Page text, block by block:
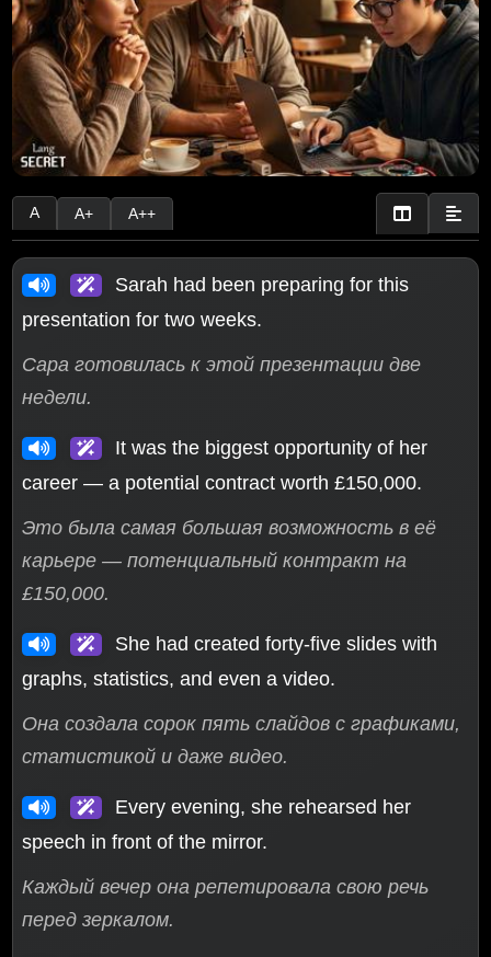
A A+ A++
Sarah had been preparing for this
presentation for two weeks.
Сара готовилась к этой презентации две
недели.
It was the biggest opportunity of her
career — a potential contract worth £150,000.
Это была самая большая возможность в её
карьере — потенциальный контракт на
£150,000.
She had created forty-five slides with
graphs, statistics, and even a video.
Она создала сорок пять слайдов с графиками,
статистикой и даже видео.
Every evening, she rehearsed her
speech in front of the mirror.
Каждый вечер она репетировала свою речь
перед зеркалом.